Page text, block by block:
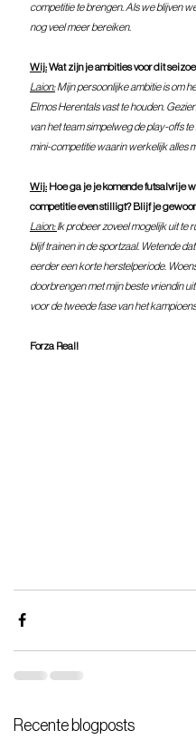
competitie te brengen. Als we blijven
nog veel meer bereiken.
Wij: Wat zijn je ambities voor dit
Laion: Mijn persoonlijke ambitie is om
Elmos Herentals vast te houden.
van het team simpelweg de play-offs
mini-competitie waarin werkelijk alles
Wij: Hoe ga je je komende futsalvrije
competitie even stilligt? Blijf je
Laion: Ik probeer zoveel mogelijk uit te
blijf trainen in de sportzaal. Wetende
eerder een korte herstelperiode.
doorbrengen met mijn beste vriendin
voor de tweede fase van het
Forza Real!
Recente blogposts